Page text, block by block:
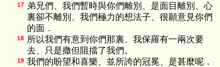
17 弟兄們、我們暫時與你們離別、是面目離別、心
裏卻不離別、我們極力的想法子、很願意見你們
的面．
18 所以我們有意到你們那裏、我保羅有一兩次要
去、只是撒但阻擋了我們。
19 我們的盼望和喜樂、並所誇的冠冕、是甚麼呢．